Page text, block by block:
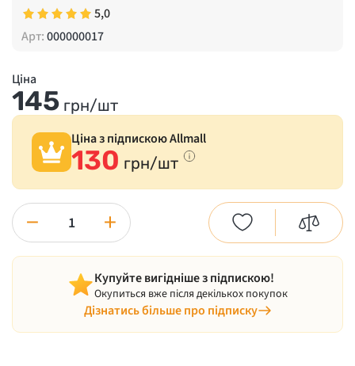
5,0
Арт:000000017
Ціна
145 грн/шт
Ціна з підпискою Allmall
130 грн/шт
− +
Купуйте вигідніше з підпискою!
Окупиться вже після декількох покупок
Дізнатись більше про підписку